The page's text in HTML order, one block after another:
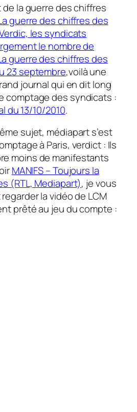
la guerre des chiffres
guerre des chiffres des
les syndicats
le nombre de
guerre des chiffres des
23 septembre,voilà une
journal qui en dit long
comptage des syndicats :
du 13/10/2010.
sujet, médiapart s’est
à Paris, verdict : Ils
moins de manifestants
MANIFS – Toujours la
(RTL, Mediapart), je vous
la vidéo de LCM
prêté au jeu du compte :